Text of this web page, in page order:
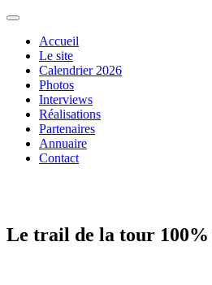
Accueil
Le site
Calendrier 2026
Photos
Interviews
Réalisations
Partenaires
Annuaire
Contact
Le trail de la tour 100%